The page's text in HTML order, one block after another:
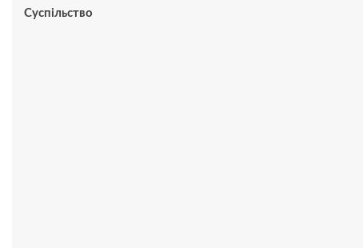
Суспільство